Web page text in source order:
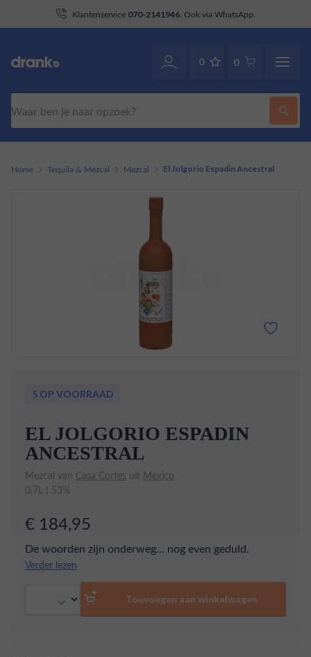
Klantenservice 070-2141946. Ook via WhatsApp.
0 0
Home Tequila & Mezcal Mezcal El Jolgorio Espadin Ancestral
5 OP VOORRAAD
EL JOLGORIO ESPADIN
ANCESTRAL
Mezcal van Casa Cortes uit Mexico
0,7L | 53%
€ 184,95
De woorden zijn onderweg... nog even geduld.
Verder lezen
Toevoegen aan winkelwagen